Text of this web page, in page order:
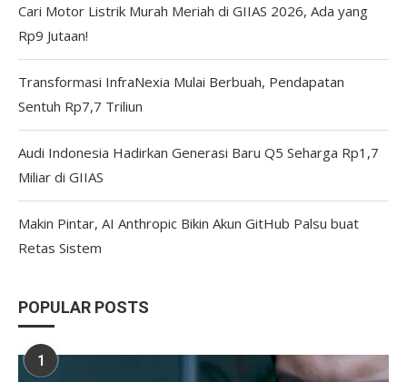
Cari Motor Listrik Murah Meriah di GIIAS 2026, Ada yang
Rp9 Jutaan!
Transformasi InfraNexia Mulai Berbuah, Pendapatan
Sentuh Rp7,7 Triliun
Audi Indonesia Hadirkan Generasi Baru Q5 Seharga Rp1,7
Miliar di GIIAS
Makin Pintar, AI Anthropic Bikin Akun GitHub Palsu buat
Retas Sistem
POPULAR POSTS
1